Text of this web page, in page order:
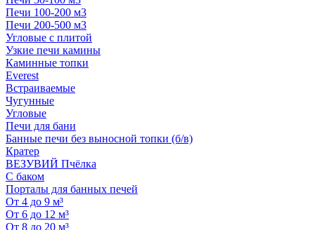
Печи 100-200 м3
Печи 200-500 м3
Угловые с плитой
Узкие печи камины
Каминные топки
Everest
Встраиваемые
Чугунные
Угловые
Печи для бани
Банные печи без выносной топки (б/в)
Кратер
ВЕЗУВИЙ Пчёлка
С баком
Порталы для банных печей
От 4 до 9 м³
От 6 до 12 м³
От 8 до 20 м³